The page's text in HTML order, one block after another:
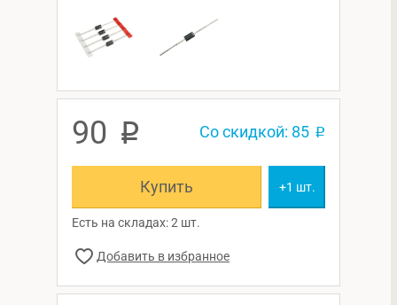
90 p Со скидкой: 85 p
Купить +1 шт.
Есть на складах: 2 шт.